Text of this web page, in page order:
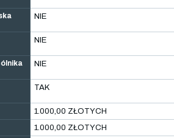
NIE
NIE
NIE
TAK
1.000,00 ZŁOTYCH
1.000,00 ZŁOTYCH